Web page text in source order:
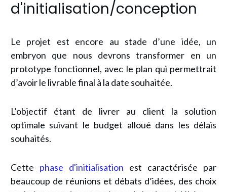
d'initialisation/conception
Le projet est encore au stade d’une idée, un
embryon que nous devrons transformer en un
prototype fonctionnel, avec le plan qui permettrait
d’avoir le livrable final à la date souhaitée.
L’objectif étant de livrer au client la solution
optimale suivant le budget alloué dans les délais
souhaités.
Cette phase d'initialisation est caractérisée par
beaucoup de réunions et débats d’idées, des choix